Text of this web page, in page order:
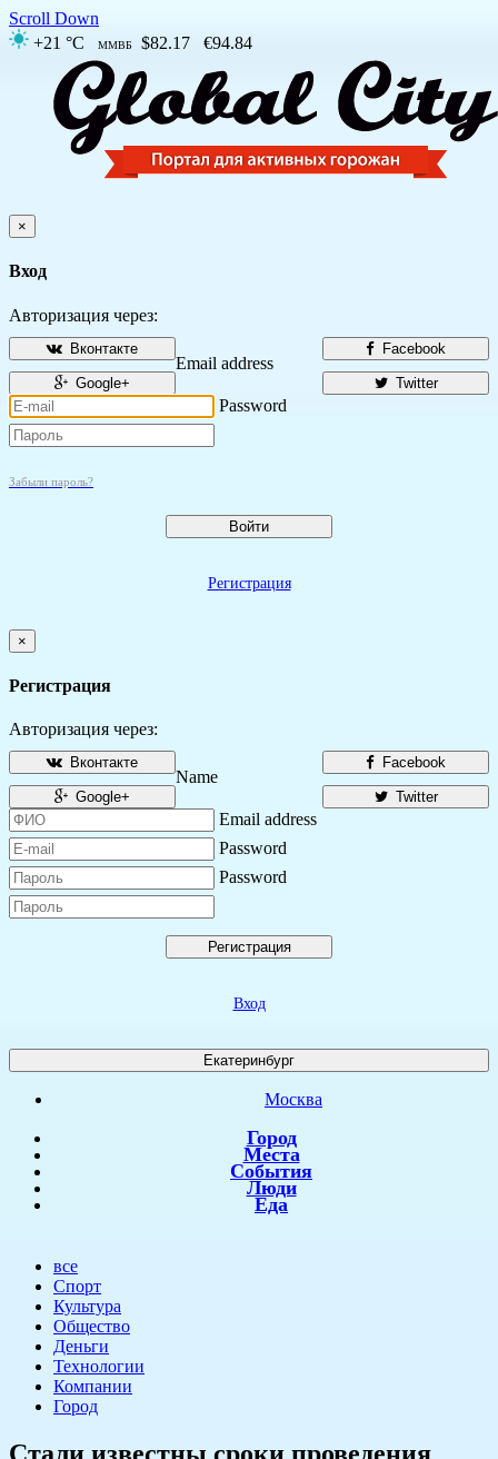
Scroll Down
+21 °C
ММВБ $82.17 €94.84
×
Вход
Авторизация через:
Facebook
Вконтакте
Twitter
Google+
Email address
Password
Забыли пароль?
Войти
Регистрация
×
Регистрация
Авторизация через:
Facebook
Вконтакте
Twitter
Google+
Name
Email address
Password
Password
Регистрация
Вход
Екатеринбург
Москва
Город
Места
События
Люди
Еда
все
Спорт
Культура
Общество
Деньги
Технологии
Компании
Город